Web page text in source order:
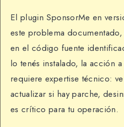
El plugin SponsorMe en
este problema
en el código fuente
lo tenés instalado, la acción
requiere expertise técnico:
actualizar si hay parche,
es crítico para tu operación.